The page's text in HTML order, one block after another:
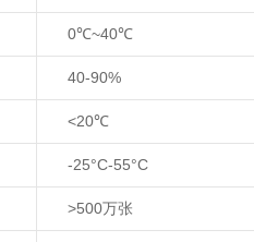
0℃~40℃
40-90%
<20℃
-25°C-55°C
>500万张